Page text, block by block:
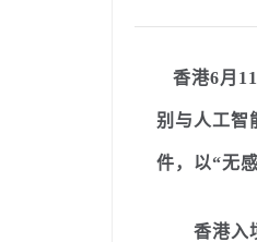
香港6月
别与人工智
件，以“无
香港入境